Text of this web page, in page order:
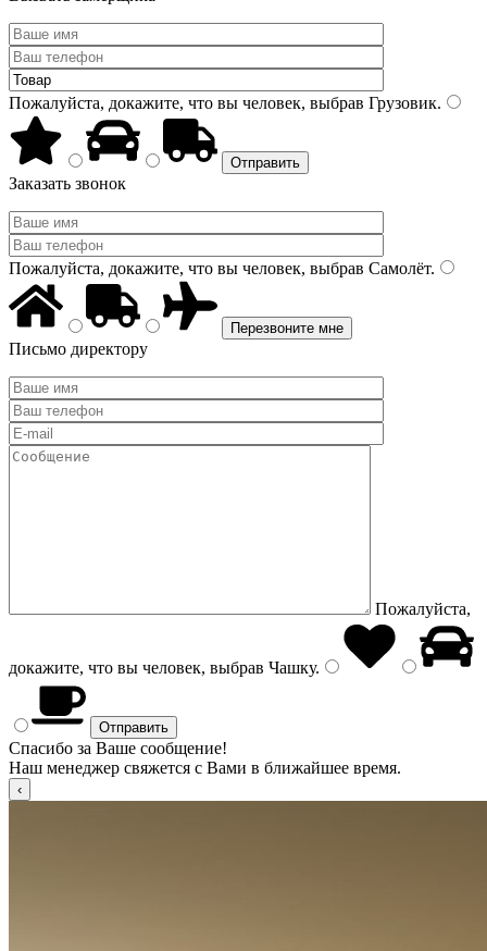
Пожалуйста, докажите, что вы человек, выбрав Грузовик.
Заказать звонок
Пожалуйста, докажите, что вы человек, выбрав Самолёт.
Письмо директору
Пожалуйста,
докажите, что вы человек, выбрав Чашку.
Спасибо за Ваше сообщение!
Наш менеджер свяжется с Вами в ближайшее время.